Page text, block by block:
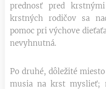
prednosť pred
krstných rodičov sa
pomoc pri výchove
nevyhnutná.
Po druhé, dôležité
musia na krst myslieť;